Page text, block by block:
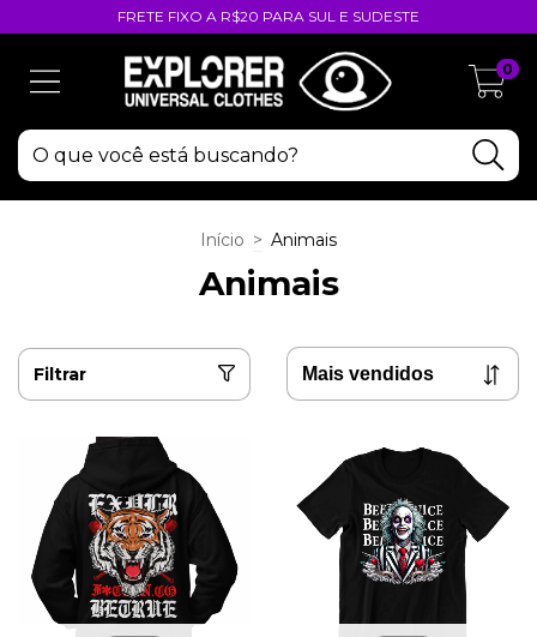
FRETE FIXO A R$20 PARA SUL E SUDESTE
0
Início > Animais
Animais
Filtrar